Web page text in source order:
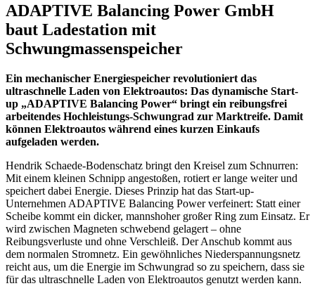
ADAPTIVE Balancing Power GmbH
baut Ladestation mit
Schwungmassenspeicher
Ein mechanischer Energiespeicher revolutioniert das
ultraschnelle Laden von Elektroautos: Das dynamische Start-
up „ADAPTIVE Balancing Power“ bringt ein reibungsfrei
arbeitendes Hochleistungs-Schwungrad zur Marktreife. Damit
können Elektroautos während eines kurzen Einkaufs
aufgeladen werden.
Hendrik Schaede-Bodenschatz bringt den Kreisel zum Schnurren:
Mit einem kleinen Schnipp angestoßen, rotiert er lange weiter und
speichert dabei Energie. Dieses Prinzip hat das Start-up-
Unternehmen ADAPTIVE Balancing Power verfeinert: Statt einer
Scheibe kommt ein dicker, mannshoher großer Ring zum Einsatz. Er
wird zwischen Magneten schwebend gelagert – ohne
Reibungsverluste und ohne Verschleiß. Der Anschub kommt aus
dem normalen Stromnetz. Ein gewöhnliches Niederspannungsnetz
reicht aus, um die Energie im Schwungrad so zu speichern, dass sie
für das ultraschnelle Laden von Elektroautos genutzt werden kann.